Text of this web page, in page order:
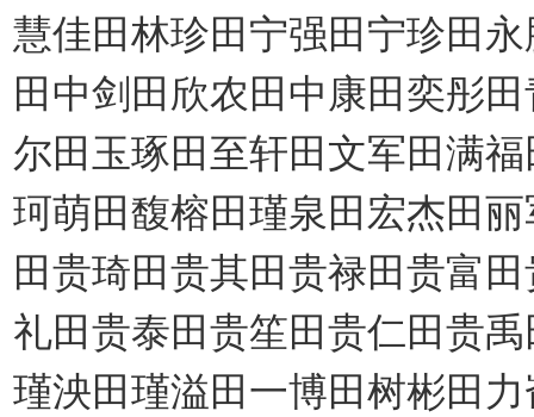
慧佳田林珍田宁强田宁珍田
田中剑田欣农田中康田奕彤
尔田玉琢田至轩田文军田满
珂萌田馥榕田瑾泉田宏杰田
田贵琦田贵其田贵禄田贵富
礼田贵泰田贵笙田贵仁田贵
瑾泱田瑾溢田一博田树彬田